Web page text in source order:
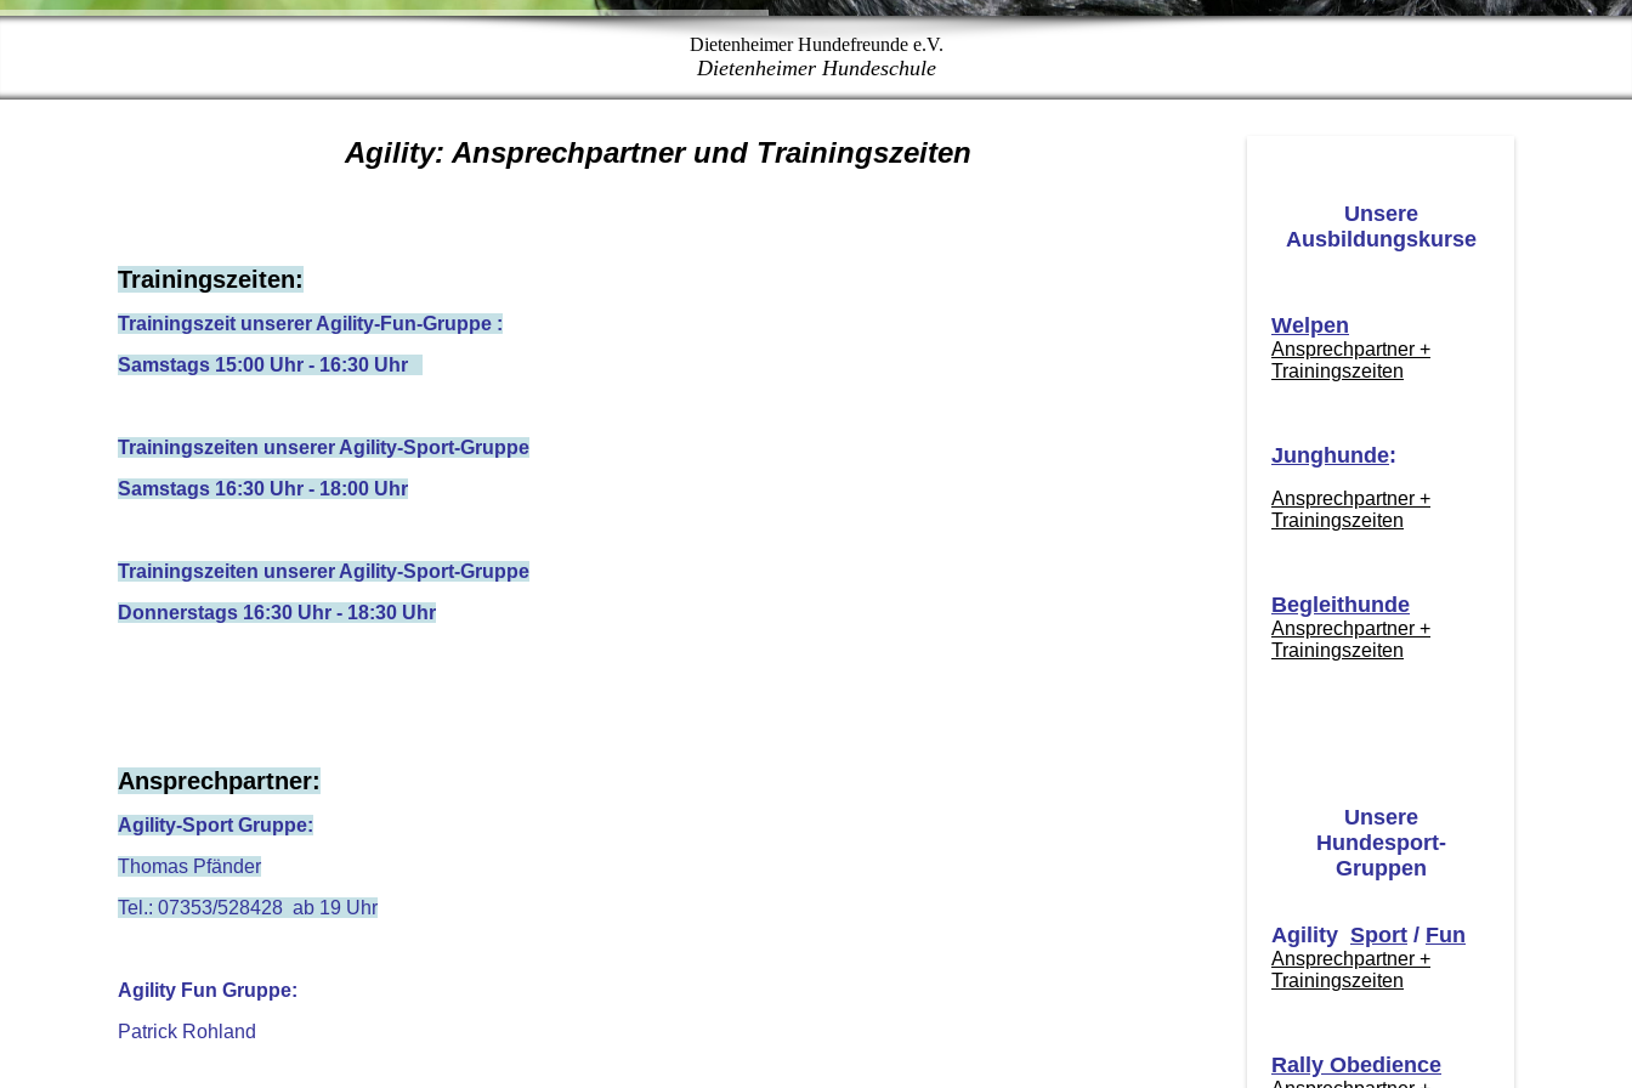
Dietenheimer Hundefreunde e.V.
Dietenheimer Hundeschule
Agility: Ansprechpartner und Trainingszeiten
Trainingszeiten:
Trainingszeit unserer Agility-Fun-Gruppe :
Samstags 15:00 Uhr - 16:30 Uhr
Trainingszeiten unserer Agility-Sport-Gruppe
Samstags 16:30 Uhr - 18:00 Uhr
Trainingszeiten unserer Agility-Sport-Gruppe
Donnerstags 16:30 Uhr - 18:30 Uhr
Ansprechpartner:
Agility-Sport Gruppe:
Thomas Pfänder
Tel.: 07353/528428 ab 19 Uhr
Agility Fun Gruppe:
Patrick Rohland
Unsere
Ausbildungskurse
Welpen
Ansprechpartner +
Trainingszeiten
Junghunde:
Ansprechpartner +
Trainingszeiten
Begleithunde
Ansprechpartner +
Trainingszeiten
Unsere
Hundesport-
Gruppen
Agility Sport / Fun
Ansprechpartner +
Trainingszeiten
Rally Obedience